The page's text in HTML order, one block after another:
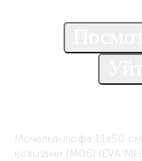
Мочалка-люфа 11х50
кольцами (М06) (EVA